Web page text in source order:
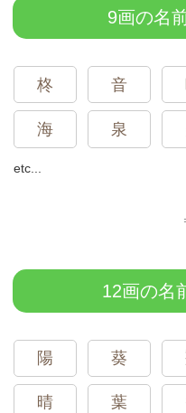
9画の名
柊 音
海 泉
etc...
12画の名
陽 葵
晴 葉